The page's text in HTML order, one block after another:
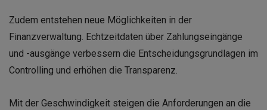
Zudem entstehen neue Möglichkeiten in der
Finanzverwaltung. Echtzeitdaten über Zahlungseingänge
und -ausgänge verbessern die Entscheidungsgrundlagen im
Controlling und erhöhen die Transparenz.
Mit der Geschwindigkeit steigen die Anforderungen an die